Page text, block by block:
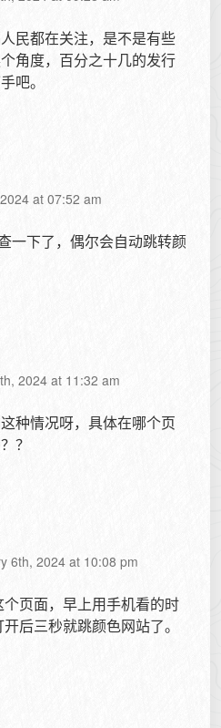
民都在关注，是不是有些
角度，百分之十几的发行
吧。
at 07:52 am
一下了，偶尔会自动跳转颜
2024 at 11:32 am
种情况呀，具体在哪个页
？
6th, 2024 at 10:08 pm
个页面，早上用手机看的时
后三秒就跳颜色网站了。